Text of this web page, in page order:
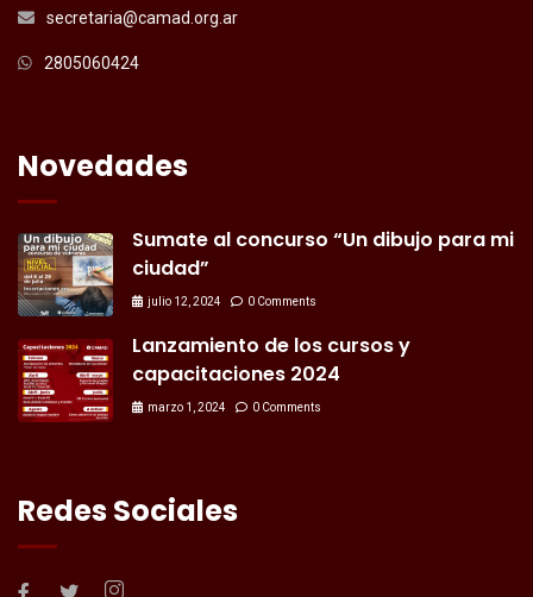
secretaria@camad.org.ar
2805060424
Novedades
Sumate al concurso “Un dibujo para mi
ciudad”
julio 12, 2024 0 Comments
Lanzamiento de los cursos y
capacitaciones 2024
marzo 1, 2024 0 Comments
Redes Sociales